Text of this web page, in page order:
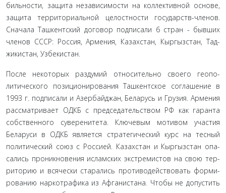
бильности, защита независимости на коллективной основе,
защита территориальной целостности государств-членов.
Сначала Ташкентский договор подписали 6 стран - бывших
членов СССР: Россия, Армения, Казахстан, Кыргызстан, Тад­
жикистан, Узбекистан.
После некоторых раздумий относительно своего геопо­
литического позиционирования Ташкентское соглашение в
1993 г. подписали и Азербайджан, Беларусь и Грузия. Арме­ния
рассматривает ОДКБ с председательством РФ как гаран­та
собственного суверенитета. Ключевым мотивом участия
Беларуси в ОДКБ является стратегический курс на тесный
политический союз с Россией. Казахстан и Кыргызстан опа­
сались проникновения исламских экстремистов на свою тер­
риторию и всячески старались противодействовать форми­
рованию наркотрафика из Афганистана. Чтобы не допустить